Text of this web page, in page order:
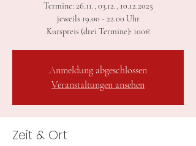
Termine: 26.11., 03.12., 10.12.2025
jeweils 19.00 - 22.00 Uhr
Kurspreis (drei Termine): 100€
Anmeldung abgeschlossen
Veranstaltungen ansehen
Zeit & Ort